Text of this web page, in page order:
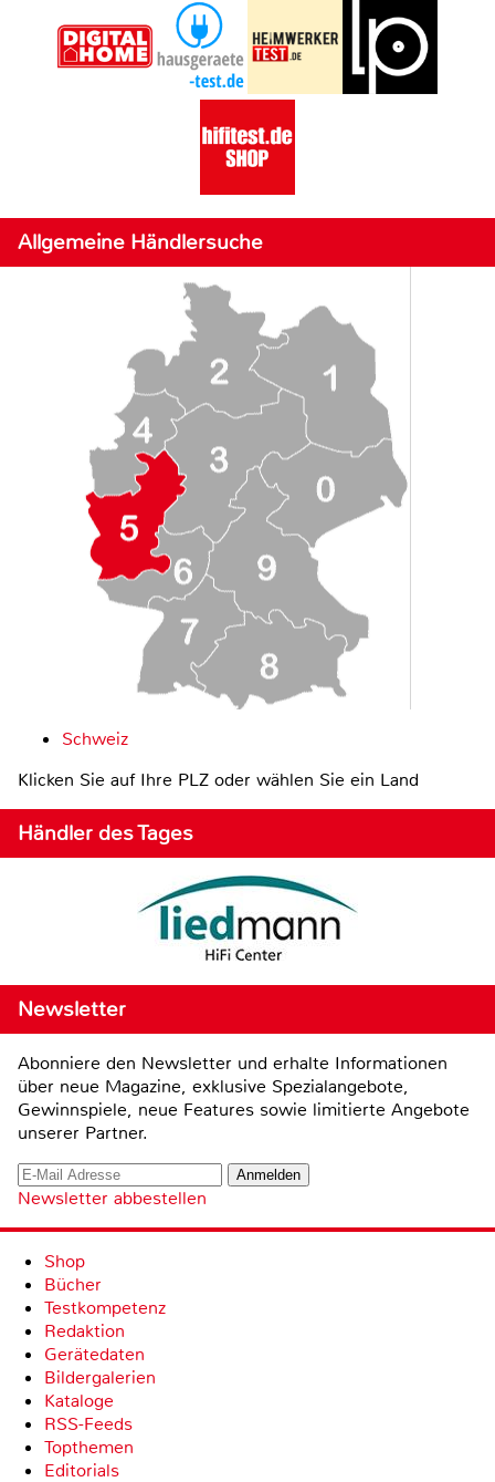
Allgemeine Händlersuche
Schweiz
Klicken Sie auf Ihre PLZ oder wählen Sie ein Land
Händler des Tages
Newsletter
Abonniere den Newsletter und erhalte Informationen
über neue Magazine, exklusive Spezialangebote,
Gewinnspiele, neue Features sowie limitierte Angebote
unserer Partner.
Newsletter abbestellen
Shop
Bücher
Testkompetenz
Redaktion
Gerätedaten
Bildergalerien
Kataloge
RSS-Feeds
Topthemen
Editorials